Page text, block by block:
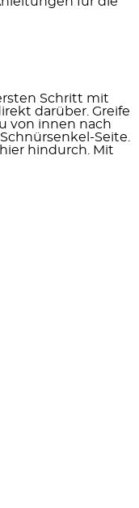
Schritt mit
darüber. Greife
von innen nach
Seite.
hindurch. Mit